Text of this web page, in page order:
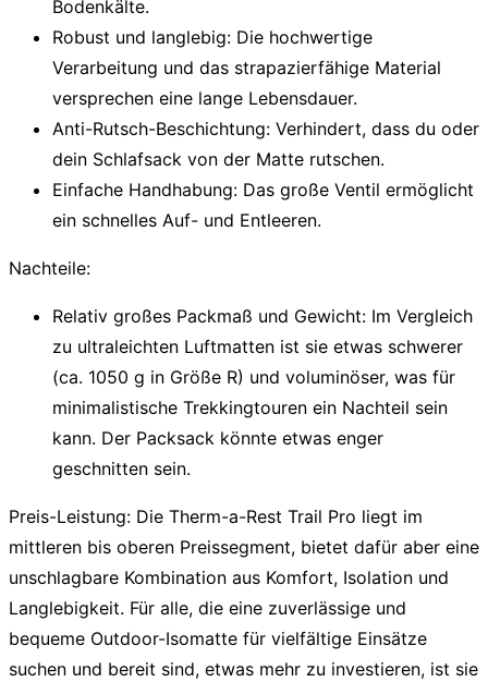
Bodenkälte.
Robust und langlebig: Die hochwertige
Verarbeitung und das strapazierfähige Material
versprechen eine lange Lebensdauer.
Anti-Rutsch-Beschichtung: Verhindert, dass du oder
dein Schlafsack von der Matte rutschen.
Einfache Handhabung: Das große Ventil ermöglicht
ein schnelles Auf- und Entleeren.
Nachteile:
Relativ großes Packmaß und Gewicht: Im Vergleich
zu ultraleichten Luftmatten ist sie etwas schwerer
(ca. 1050 g in Größe R) und voluminöser, was für
minimalistische Trekkingtouren ein Nachteil sein
kann. Der Packsack könnte etwas enger
geschnitten sein.
Preis-Leistung: Die Therm-a-Rest Trail Pro liegt im
mittleren bis oberen Preissegment, bietet dafür aber eine
unschlagbare Kombination aus Komfort, Isolation und
Langlebigkeit. Für alle, die eine zuverlässige und
bequeme Outdoor-Isomatte für vielfältige Einsätze
suchen und bereit sind, etwas mehr zu investieren, ist sie